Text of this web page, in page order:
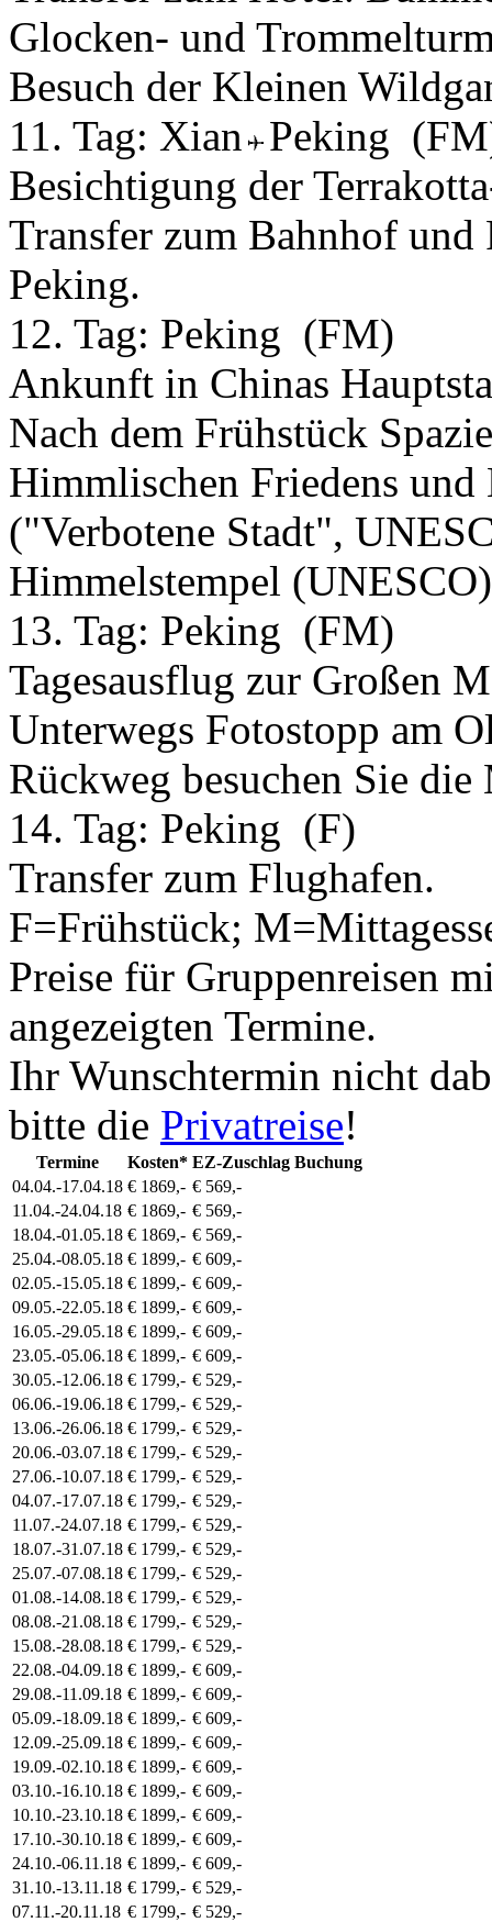
Glocken- und
Besuch der Kleinen
11. Tag: Xian Peking
Besichtigung der
Transfer zum Bahnhof
Peking.
12. Tag: Peking (FM)
Ankunft in Chinas
Nach dem Frühstück
Himmlischen Friedens und
("Verbotene Stadt",
Himmelstempel
13. Tag: Peking (FM)
Tagesausflug zur Großen
Unterwegs Fotostopp am
Rückweg besuchen Sie
14. Tag: Peking (F)
Transfer zum Flughafen.
F=Frühstück;
Preise für Gruppenreisen
angezeigten Termine.
Ihr Wunschtermin nicht
bitte die Privatreise!
Termine Kosten* EZ-Zuschlag Buchung
04.04.-17.04.18 € 1869,- € 569,-
11.04.-24.04.18 € 1869,- € 569,-
18.04.-01.05.18 € 1869,- € 569,-
25.04.-08.05.18 € 1899,- € 609,-
02.05.-15.05.18 € 1899,- € 609,-
09.05.-22.05.18 € 1899,- € 609,-
16.05.-29.05.18 € 1899,- € 609,-
23.05.-05.06.18 € 1899,- € 609,-
30.05.-12.06.18 € 1799,- € 529,-
06.06.-19.06.18 € 1799,- € 529,-
13.06.-26.06.18 € 1799,- € 529,-
20.06.-03.07.18 € 1799,- € 529,-
27.06.-10.07.18 € 1799,- € 529,-
04.07.-17.07.18 € 1799,- € 529,-
11.07.-24.07.18 € 1799,- € 529,-
18.07.-31.07.18 € 1799,- € 529,-
25.07.-07.08.18 € 1799,- € 529,-
01.08.-14.08.18 € 1799,- € 529,-
08.08.-21.08.18 € 1799,- € 529,-
15.08.-28.08.18 € 1799,- € 529,-
22.08.-04.09.18 € 1899,- € 609,-
29.08.-11.09.18 € 1899,- € 609,-
05.09.-18.09.18 € 1899,- € 609,-
12.09.-25.09.18 € 1899,- € 609,-
19.09.-02.10.18 € 1899,- € 609,-
03.10.-16.10.18 € 1899,- € 609,-
10.10.-23.10.18 € 1899,- € 609,-
17.10.-30.10.18 € 1899,- € 609,-
24.10.-06.11.18 € 1899,- € 609,-
31.10.-13.11.18 € 1799,- € 529,-
07.11.-20.11.18 € 1799,- € 529,-